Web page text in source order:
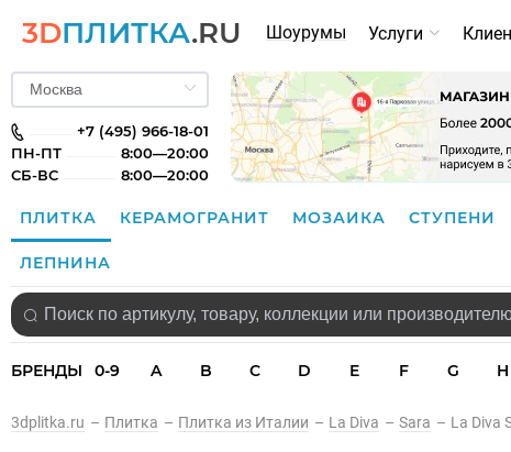
3DПЛИТКА.RU Шоурумы Услуги
+7 (495) 966-18-01
ПН-ПТ
8:00—20:00
СБ-ВС
8:00—20:00
ПЛИТКА КЕРАМОГРАНИТ МОЗАИКА СТУПЕНИ
ЛЕПНИНА
БРЕНДЫ 0-9 A B C D E F G H
3dplitka.ru – Плитка – Плитка из Италии – La Diva – Sara – La Diva